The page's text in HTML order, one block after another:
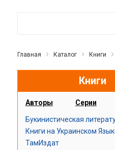
Главная Каталог Книги
Книги
Авторы Серии
Букинистическая
Книги на Украинском
ТамИздат